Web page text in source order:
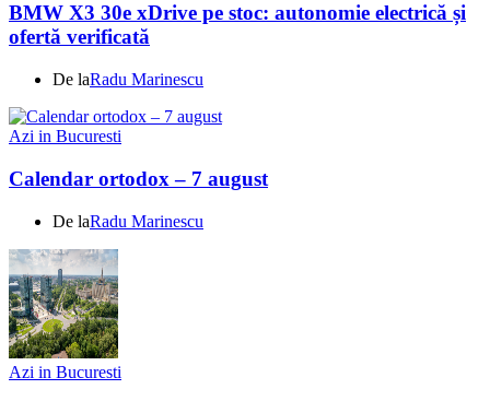
BMW X3 30e xDrive pe stoc: autonomie electrică și
ofertă verificată
De laRadu Marinescu
Azi in Bucuresti
Calendar ortodox – 7 august
De laRadu Marinescu
Azi in Bucuresti